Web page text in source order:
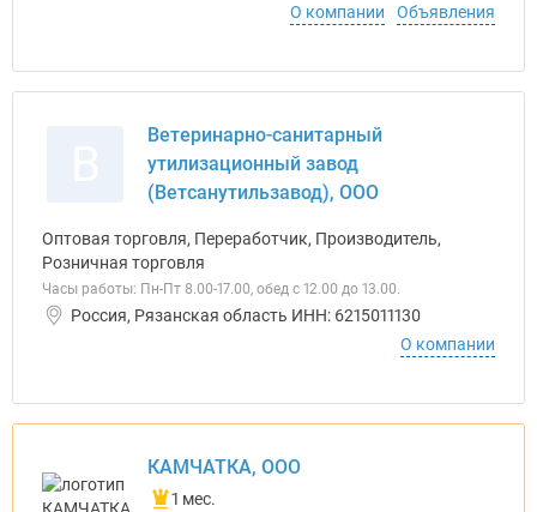
О компании
Объявления
Ветеринарно-санитарный
утилизационный завод
(Ветсанутильзавод), ООО
Оптовая торговля, Переработчик, Производитель,
Розничная торговля
Часы работы: Пн-Пт 8.00-17.00, обед с 12.00 до 13.00.
Россия, Рязанская область ИНН: 6215011130
О компании
КАМЧАТКА, ООО
1 мес.